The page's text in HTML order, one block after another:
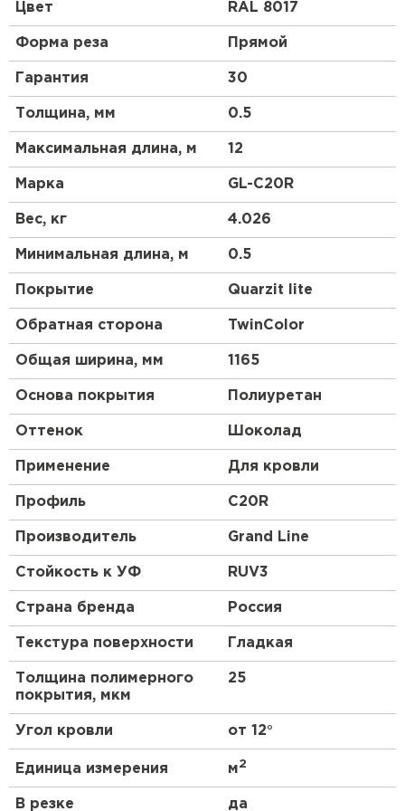
материал для частного коттеджного
Цвет RAL 8017
Форма реза Прямой
Гарантия 30
Толщина, мм 0.5
Максимальная длина, м 12
Марка GL-С20R
Вес, кг 4.026
Минимальная длина, м 0.5
Покрытие Quarzit lite
Обратная сторона TwinColor
Общая ширина, мм 1165
Основа покрытия Полиуретан
Оттенок Шоколад
Применение Для кровли
Профиль C20R
Производитель Grand Line
Стойкость к УФ RUV3
Страна бренда Россия
Текстура поверхности Гладкая
Толщина полимерного
покрытия, мкм
25
Угол кровли от 12°
Единица измерения м2
В резке да